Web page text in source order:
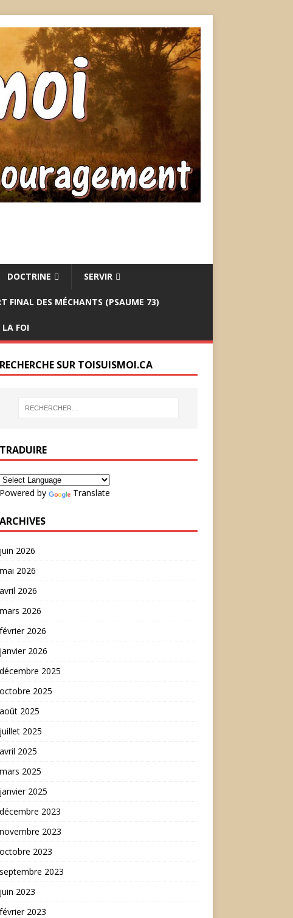
DOCTRINE SERVIR
FINAL DES MÉCHANTS (PSAUME 73)
LA FOI
RECHERCHE SUR TOISUISMOI.CA
TRADUIRE
Powered by Translate
ARCHIVES
juin 2026
mai 2026
avril 2026
mars 2026
février 2026
janvier 2026
décembre 2025
octobre 2025
août 2025
juillet 2025
avril 2025
mars 2025
janvier 2025
décembre 2023
novembre 2023
octobre 2023
septembre 2023
juin 2023
février 2023